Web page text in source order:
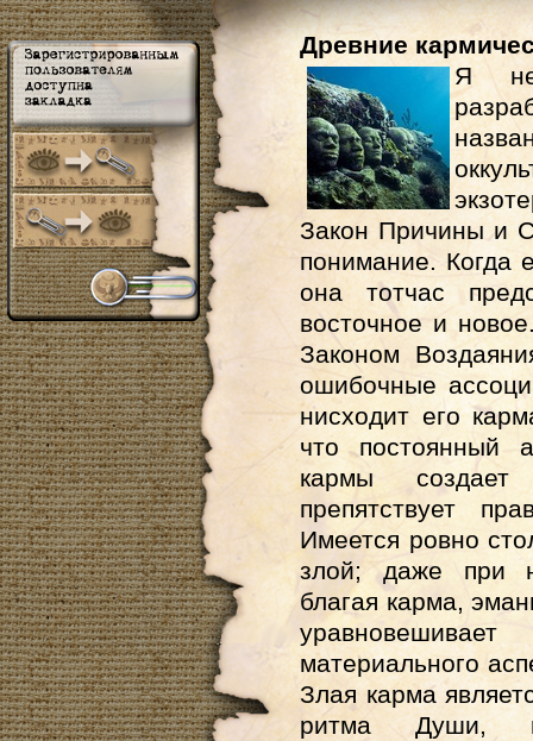
Древние
Я не
Закон Причины и
понимание. Когда
она тотчас
восточное и
Законом
ошибочные
нисходит его
что постоянный
кармы
препятствует
Имеется ровно
злой; даже при
благая карма,
материального
Злая карма
ритма Души,